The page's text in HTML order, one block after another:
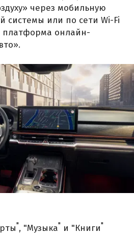
через мобильную
системы или по сети Wi-Fi
платформа онлайн-
", "Музыка" и "Книги"